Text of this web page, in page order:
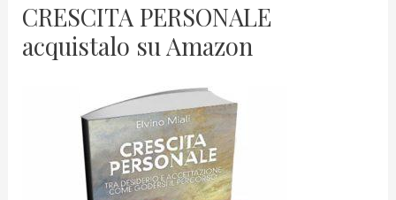
CRESCITA PERSONALE
acquistalo su Amazon